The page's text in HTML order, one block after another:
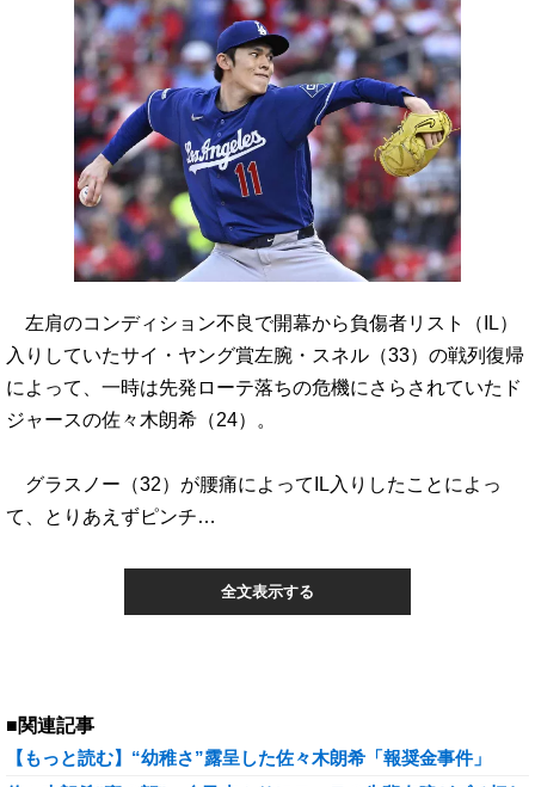
左肩のコンディション不良で開幕から負傷者リスト（IL）
入りしていたサイ・ヤング賞左腕・スネル（33）の戦列復帰
によって、一時は先発ローテ落ちの危機にさらされていたド
ジャースの佐々木朗希（24）。
グラスノー（32）が腰痛によってIL入りしたことによっ
て、とりあえずピンチ…
全文表示する
■関連記事
【もっと読む】“幼稚さ”露呈した佐々木朗希「報奨金事件」